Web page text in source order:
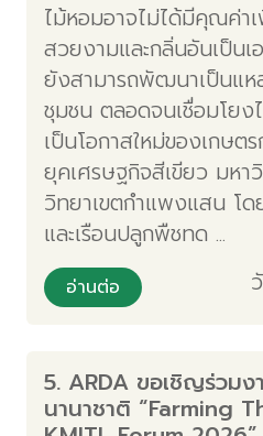
ไม้หอมอาจไม่ได้มีคุณค่า
สวยงามและกลิ่นอันเป็น
ยังสามารถพัฒนาเป็นแ
ชุมชน ตลอดจนเชื่อมโย
เป็นโอกาสใหม่ของเกษต
ยุคเศรษฐกิจสีเขียว มหา
วิทยาเขตกำแพงแสน โ
และเรือนปลูกพืชทด ...
อ่านต่อ
5. ARDA ขอเชิญร่วมง
นานาชาติ “Farming